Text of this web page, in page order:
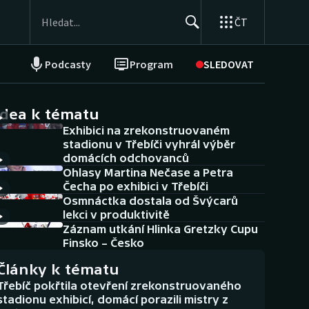
ČT
Podcasty Program SLEDOVAT
NEPŘEHLÉDNĚTE
Historické návraty
Aplikace ČT sport
AZ kvíz
k tématu
Exhibici na zrekonstruovaném
stadionu v Třebíči vyhrál výběr
domácích odchovanců
Ohlasy Martina Nečase a Petra
Čecha po exhibici v Třebíči
Osmnáctka dostala od Švýcarů
lekci v produktivitě
Záznam utkání Hlinka Gretzky Cupu
Finsko – Česko
k tématu
pokřtila otevření zrekonstruovaného
exhibicí, domácí porazili mistry z